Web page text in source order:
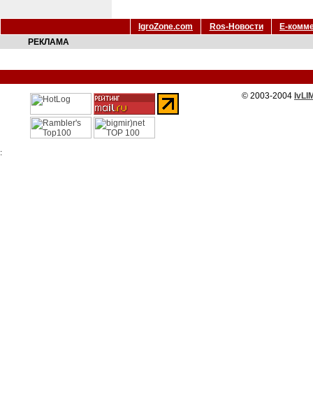
IgroZone.com Ros-Новости
Е-
РЕКЛАМА
© 2003-2004
: